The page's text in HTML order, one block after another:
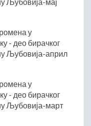
и заштиту животне
у
- део бирачког
Љубовија-април
у
- део бирачког
Љубовија-март